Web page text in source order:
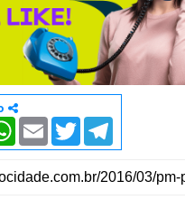
W
h
a
t
s
E
m
a
l
T
i
t
t
T
l
e
g